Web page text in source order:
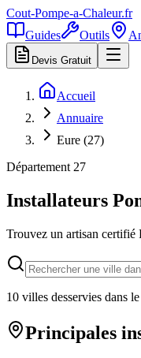
Cout-Pompe-a-Chaleur.fr
Guides
Outils
Devis Gratuit
Accueil
Annuaire
Eure (27)
Département 27
Installateurs
Trouvez un artisan certifié
10 villes desservies dans le
Principales